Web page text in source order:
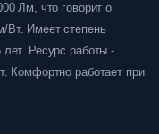
Лм, что говорит о
Вт. Имеет степень
Ресурс работы -
Комфортно работает при